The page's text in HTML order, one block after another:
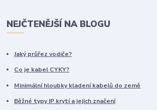
NEJČTENĚJŠÍ NA BLOGU
Jaký průřez vodiče?
Co je kabel CYKY?
Minimální hloubky kladení kabelů do země
Běžné typy IP krytí a jejich značení